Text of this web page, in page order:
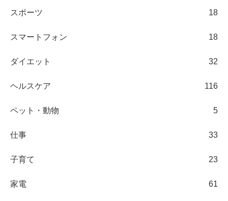
スポーツ 18
スマートフォン 18
ダイエット 32
ヘルスケア 116
ペット・動物 5
仕事 33
子育て 23
家電 61